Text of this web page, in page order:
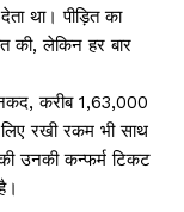
था। पीड़ित का
की, लेकिन हर बार
करीब ₹1,63,000
रखी रकम भी साथ
उनकी कन्फर्म टिकट